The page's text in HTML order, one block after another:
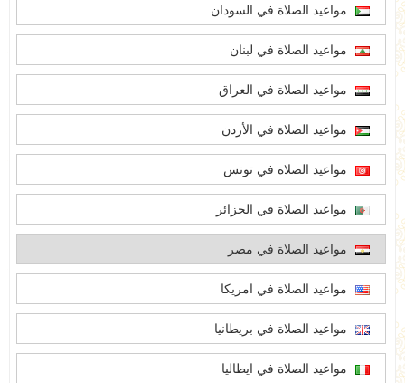
مواعيد الصلاة في السودان
مواعيد الصلاة في لبنان
مواعيد الصلاة في العراق
مواعيد الصلاة في الأردن
مواعيد الصلاة في تونس
مواعيد الصلاة في الجزائر
مواعيد الصلاة في مصر
مواعيد الصلاة في امريكا
مواعيد الصلاة في بريطانيا
مواعيد الصلاة في ايطاليا